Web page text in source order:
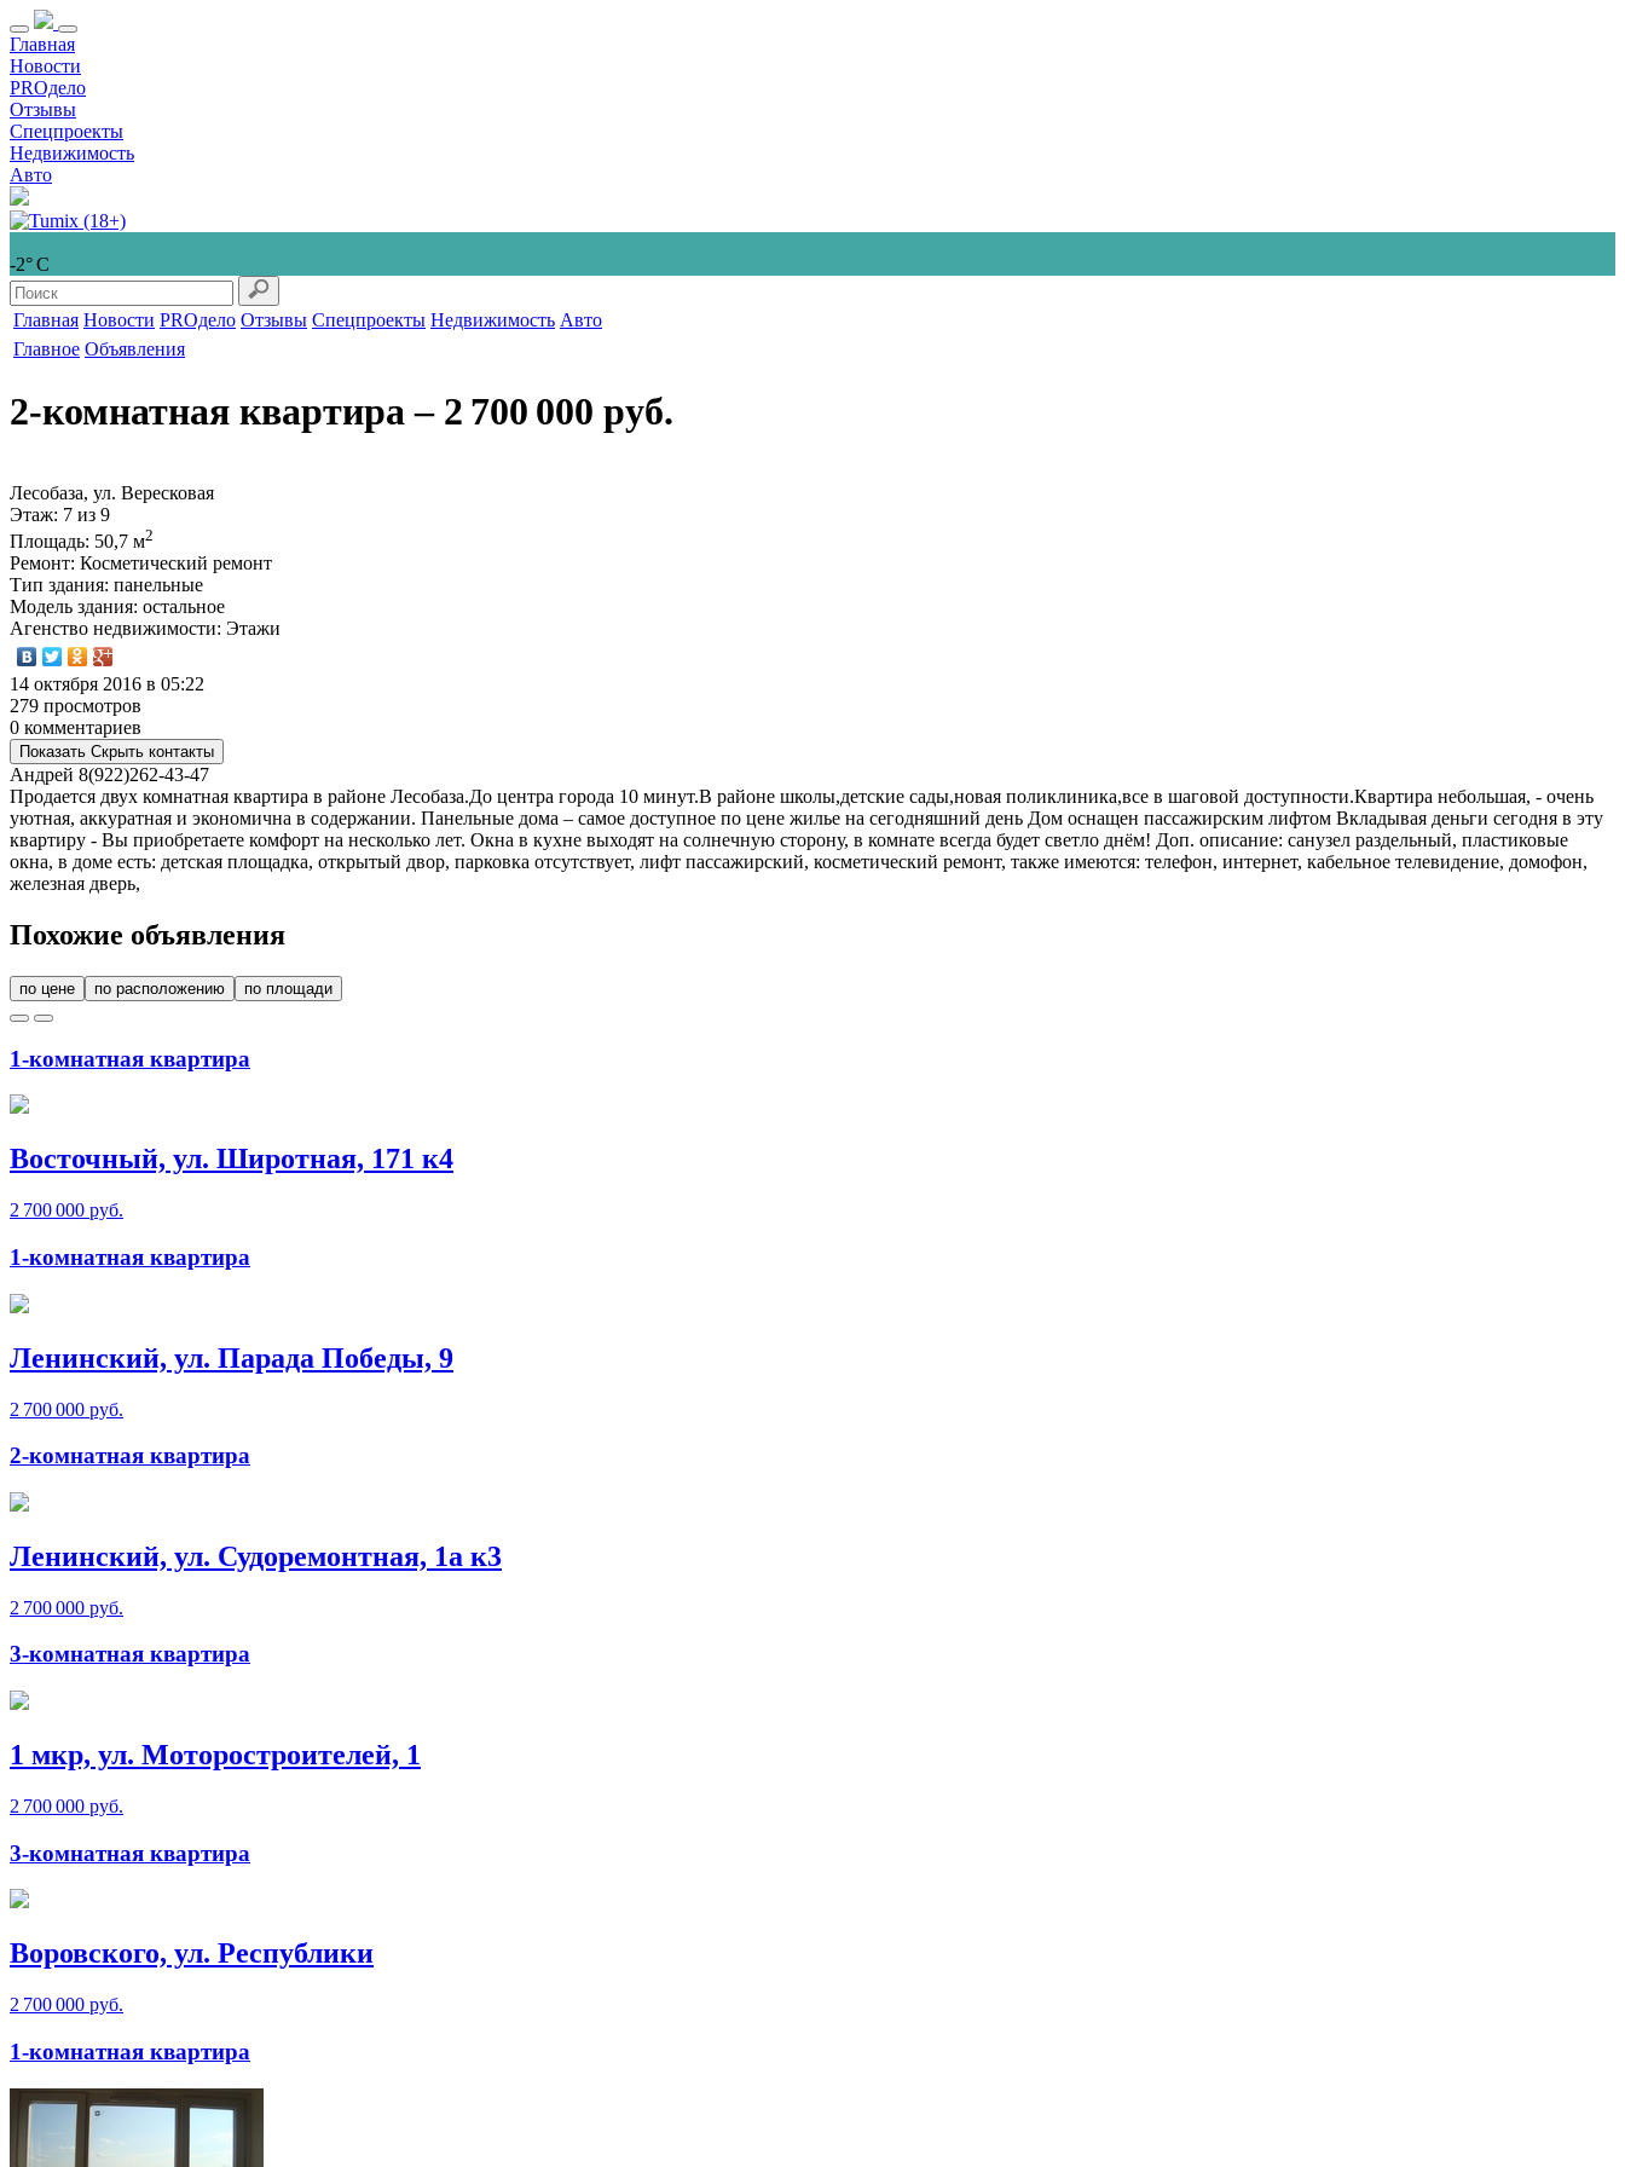
Главная
Новости
PROдело
Отзывы
Спецпроекты
Недвижимость
Авто
-2° С
Главная Новости PROдело Отзывы Спецпроекты Недвижимость Авто
Главное Объявления
2-комнатная квартира‒ 2 700 000 руб.
Лесобаза, ул. Вересковая
Этаж: 7 из 9
Площадь: 50,7 м2
Ремонт: Косметический ремонт
Тип здания: панельные
Модель здания: остальное
Агенство недвижимости: Этажи
14 октября 2016 в 05:22
279 просмотров
0 комментариев
Показать Скрыть контакты
Андрей 8(922)262-43-47
Продается двух комнатная квартира в районе Лесобаза.До центра города 10 минут.В районе школы,детские сады,новая поликлиника,все в шаговой доступности.Квартира небольшая, - очень
уютная, аккуратная и экономична в содержании. Панельные дома – самое доступное по цене жилье на сегодняшний день Дом оснащен пассажирским лифтом Вкладывая деньги сегодня в эту
квартиру - Вы приобретаете комфорт на несколько лет. Окна в кухне выходят на солнечную сторону, в комнате всегда будет светло днём! Доп. описание: санузел раздельный, пластиковые
окна, в доме есть: детская площадка, открытый двор, парковка отсутствует, лифт пассажирский, косметический ремонт, также имеются: телефон, интернет, кабельное телевидение, домофон,
железная дверь,
Похожие объявления
по цене по расположению по площади
1-комнатная квартира
Восточный, ул. Широтная, 171 к4
2 700 000 руб.
1-комнатная квартира
Ленинский, ул. Парада Победы, 9
2 700 000 руб.
2-комнатная квартира
Ленинский, ул. Судоремонтная, 1а к3
2 700 000 руб.
3-комнатная квартира
1 мкр, ул. Моторостроителей, 1
2 700 000 руб.
3-комнатная квартира
Воровского, ул. Республики
2 700 000 руб.
1-комнатная квартира